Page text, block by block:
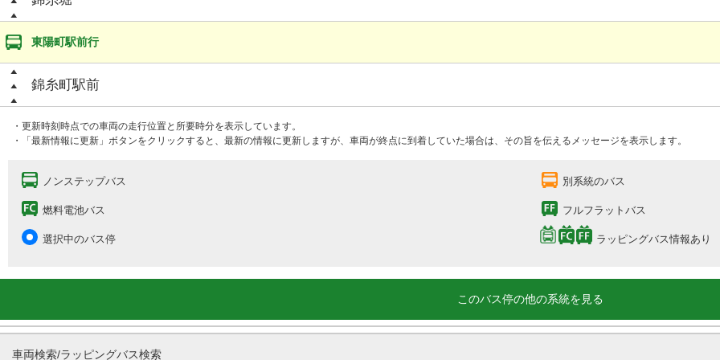
東陽町駅前行
錦糸町駅前
・更新時刻時点での車両の走行位置と所要時分を表示しています。
・「最新情報に更新」ボタンをクリックすると、最新の情報に更新しますが、車両が終点に到着していた場合は、その旨を伝えるメッセージを表示します。
ノンステップバス 別系統のバス
燃料電池バス フルフラットバス
選択中のバス停 ラッピングバス情報あり
このバス停の他の系統を見る
車両検索/ラッピングバス検索